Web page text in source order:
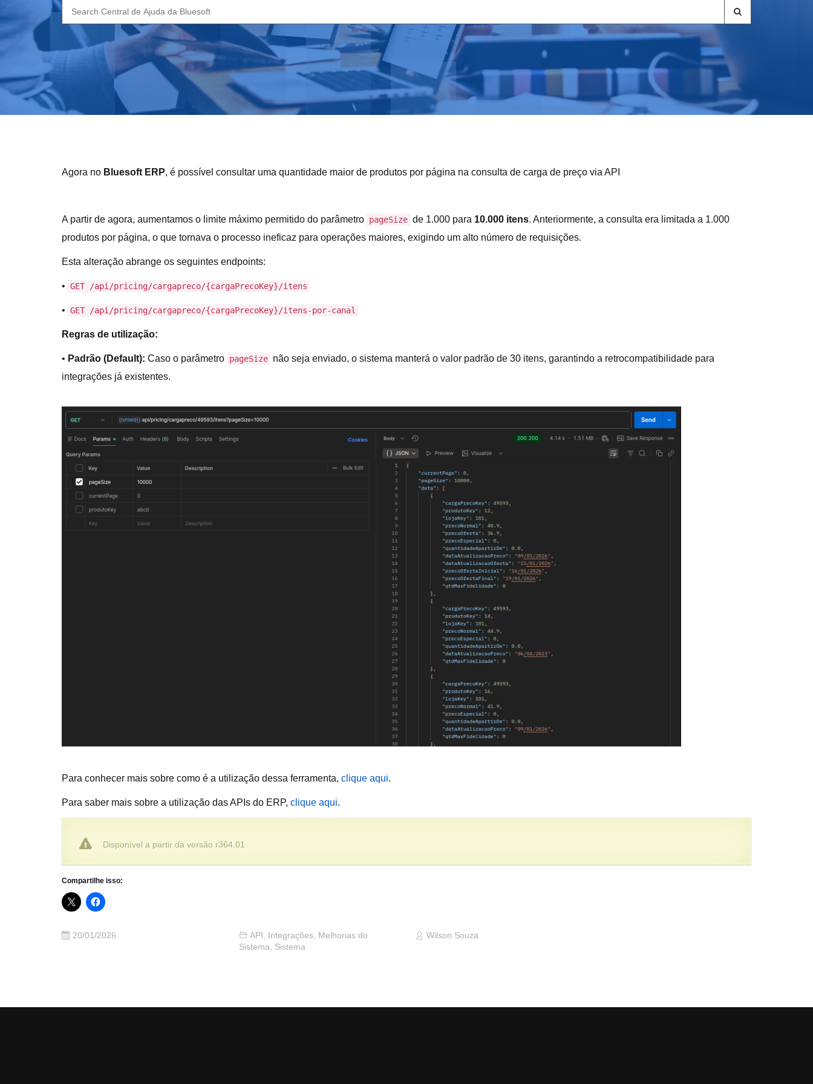
Search
for:
Agora no Bluesoft ERP, é possível consultar uma quantidade maior de produtos por página na consulta de carga de preço via API
A partir de agora, aumentamos o limite máximo permitido do parâmetro pageSize de 1.000 para 10.000 itens. Anteriormente, a consulta era limitada a 1.000
produtos por página, o que tornava o processo ineficaz para operações maiores, exigindo um alto número de requisições.
Esta alteração abrange os seguintes endpoints:
• GET /api/pricing/cargapreco/{cargaPrecoKey}/itens
• GET /api/pricing/cargapreco/{cargaPrecoKey}/itens-por-canal
Regras de utilização:
• Padrão (Default): Caso o parâmetro pageSize não seja enviado, o sistema manterá o valor padrão de 30 itens, garantindo a retrocompatibilidade para
integrações já existentes.
Para conhecer mais sobre como é a utilização dessa ferramenta, clique aqui.
Para saber mais sobre a utilização das APIs do ERP, clique aqui.
Disponível a partir da versão r364.01
Compartilhe isso:
20/01/2026 API , Integrações, Melhorias do
Sistema, Sistema
Wilson Souza